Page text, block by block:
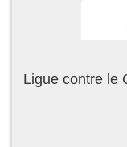
Ligue contre le